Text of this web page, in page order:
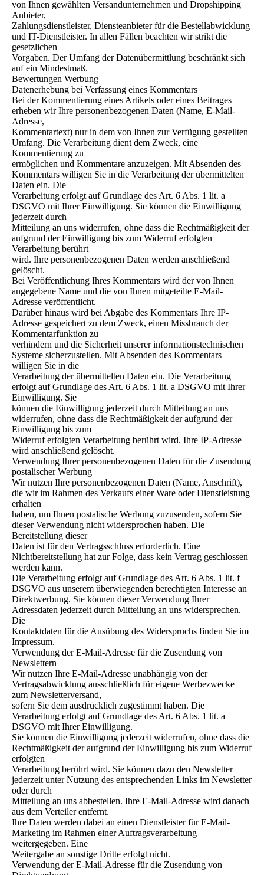
von Ihnen gewählten Versandunternehmen und Dropshipping
Anbieter,
Zahlungsdienstleister, Diensteanbieter für die Bestellabwicklung
und IT-Dienstleister. In allen Fällen beachten wir strikt die
gesetzlichen
Vorgaben. Der Umfang der Datenübermittlung beschränkt sich
auf ein Mindestmaß.
Bewertungen Werbung
Datenerhebung bei Verfassung eines Kommentars
Bei der Kommentierung eines Artikels oder eines Beitrages
erheben wir Ihre personenbezogenen Daten (Name, E-Mail-
Adresse,
Kommentartext) nur in dem von Ihnen zur Verfügung gestellten
Umfang. Die Verarbeitung dient dem Zweck, eine
Kommentierung zu
ermöglichen und Kommentare anzuzeigen. Mit Absenden des
Kommentars willigen Sie in die Verarbeitung der übermittelten
Daten ein. Die
Verarbeitung erfolgt auf Grundlage des Art. 6 Abs. 1 lit. a
DSGVO mit Ihrer Einwilligung. Sie können die Einwilligung
jederzeit durch
Mitteilung an uns widerrufen, ohne dass die Rechtmäßigkeit der
aufgrund der Einwilligung bis zum Widerruf erfolgten
Verarbeitung berührt
wird. Ihre personenbezogenen Daten werden anschließend
gelöscht.
Bei Veröffentlichung Ihres Kommentars wird der von Ihnen
angegebene Name und die von Ihnen mitgeteilte E-Mail-
Adresse veröffentlicht.
Darüber hinaus wird bei Abgabe des Kommentars Ihre IP-
Adresse gespeichert zu dem Zweck, einen Missbrauch der
Kommentarfunktion zu
verhindern und die Sicherheit unserer informationstechnischen
Systeme sicherzustellen. Mit Absenden des Kommentars
willigen Sie in die
Verarbeitung der übermittelten Daten ein. Die Verarbeitung
erfolgt auf Grundlage des Art. 6 Abs. 1 lit. a DSGVO mit Ihrer
Einwilligung. Sie
können die Einwilligung jederzeit durch Mitteilung an uns
widerrufen, ohne dass die Rechtmäßigkeit der aufgrund der
Einwilligung bis zum
Widerruf erfolgten Verarbeitung berührt wird. Ihre IP-Adresse
wird anschließend gelöscht.
Verwendung Ihrer personenbezogenen Daten für die Zusendung
postalischer Werbung
Wir nutzen Ihre personenbezogenen Daten (Name, Anschrift),
die wir im Rahmen des Verkaufs einer Ware oder Dienstleistung
erhalten
haben, um Ihnen postalische Werbung zuzusenden, sofern Sie
dieser Verwendung nicht widersprochen haben. Die
Bereitstellung dieser
Daten ist für den Vertragsschluss erforderlich. Eine
Nichtbereitstellung hat zur Folge, dass kein Vertrag geschlossen
werden kann.
Die Verarbeitung erfolgt auf Grundlage des Art. 6 Abs. 1 lit. f
DSGVO aus unserem überwiegenden berechtigten Interesse an
Direktwerbung. Sie können dieser Verwendung Ihrer
Adressdaten jederzeit durch Mitteilung an uns widersprechen.
Die
Kontaktdaten für die Ausübung des Widerspruchs finden Sie im
Impressum.
Verwendung der E-Mail-Adresse für die Zusendung von
Newslettern
Wir nutzen Ihre E-Mail-Adresse unabhängig von der
Vertragsabwicklung ausschließlich für eigene Werbezwecke
zum Newsletterversand,
sofern Sie dem ausdrücklich zugestimmt haben. Die
Verarbeitung erfolgt auf Grundlage des Art. 6 Abs. 1 lit. a
DSGVO mit Ihrer Einwilligung.
Sie können die Einwilligung jederzeit widerrufen, ohne dass die
Rechtmäßigkeit der aufgrund der Einwilligung bis zum Widerruf
erfolgten
Verarbeitung berührt wird. Sie können dazu den Newsletter
jederzeit unter Nutzung des entsprechenden Links im Newsletter
oder durch
Mitteilung an uns abbestellen. Ihre E-Mail-Adresse wird danach
aus dem Verteiler entfernt.
Ihre Daten werden dabei an einen Dienstleister für E-Mail-
Marketing im Rahmen einer Auftragsverarbeitung
weitergegeben. Eine
Weitergabe an sonstige Dritte erfolgt nicht.
Verwendung der E-Mail-Adresse für die Zusendung von